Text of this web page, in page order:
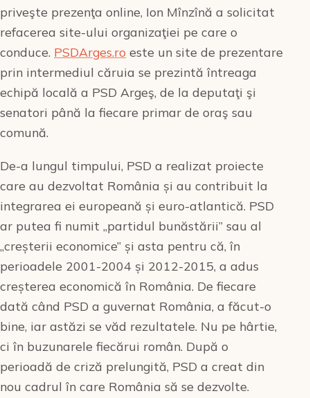
priveşte prezenţa online, Ion Mînzînă a solicitat
refacerea site-ului organizaţiei pe care o
conduce. PSDArges.ro este un site de prezentare
prin intermediul căruia se prezintă întreaga
echipă locală a PSD Argeş, de la deputaţi şi
senatori până la fiecare primar de oraş sau
comună.
De-a lungul timpului, PSD a realizat proiecte
care au dezvoltat România și au contribuit la
integrarea ei europeană și euro-atlantică. PSD
ar putea fi numit „partidul bunăstării” sau al
„creșterii economice” și asta pentru că, în
perioadele 2001-2004 și 2012-2015, a adus
creșterea economică în România. De fiecare
dată când PSD a guvernat România, a făcut-o
bine, iar astăzi se văd rezultatele. Nu pe hârtie,
ci în buzunarele fiecărui român. După o
perioadă de criză prelungită, PSD a creat din
nou cadrul în care România să se dezvolte.